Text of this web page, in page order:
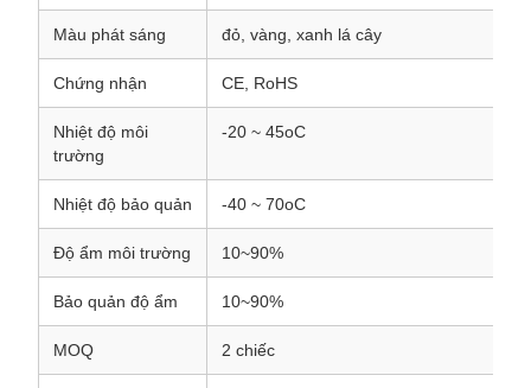
Màu phát sáng đỏ, vàng, xanh lá cây
Chứng nhận CE, RoHS
Nhiệt độ môi
trường
-20 ~ 45oC
Nhiệt độ bảo quản -40 ~ 70oC
Độ ẩm môi trường 10~90%
Bảo quản độ ẩm 10~90%
MOQ 2 chiếc